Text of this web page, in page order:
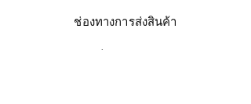
ช่องทางการส่งสินค้า